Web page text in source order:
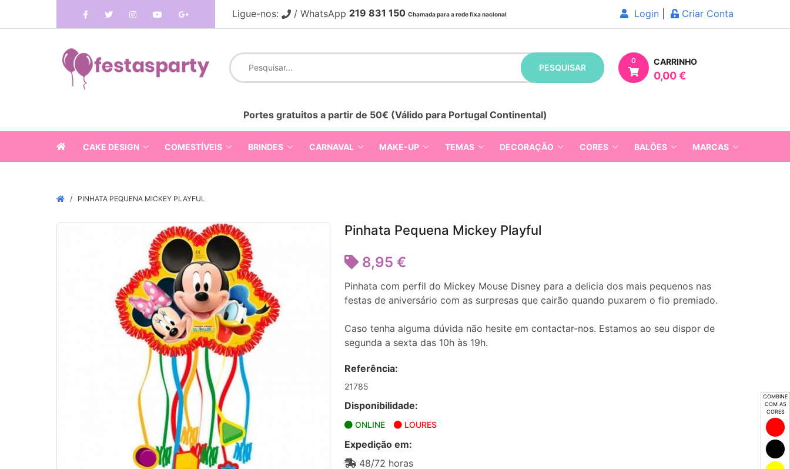
COMBINE
COM AS
CORES
Ligue-nos: / WhatsApp 219 831 150 Chamada para a rede fixa nacional Login Criar Conta
PESQUISAR
0 CARRINHO
0,00 €
Portes gratuitos a partir de 50€ (Válido para Portugal Continental)
CAKE DESIGN COMESTÍVEIS BRINDES CARNAVAL MAKE-UP TEMAS DECORAÇÃO CORES BALÕES MARCAS
PINHATA PEQUENA MICKEY PLAYFUL
Pinhata Pequena Mickey Playful
8,95 €
Pinhata com perfil do Mickey Mouse Disney para a delicia dos mais pequenos nas
festas de aniversário com as surpresas que cairão quando puxarem o fio premiado.
Caso tenha alguma dúvida não hesite em contactar-nos. Estamos ao seu dispor de
segunda a sexta das 10h às 19h.
Referência:
21785
Disponibilidade:
ONLINE LOURES
Expedição em:
48/72 horas